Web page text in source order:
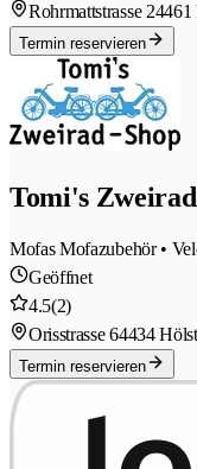
Rohrmattstrasse 24461
Termin reservieren
Tomi's
Mofas Mofazubehör •
Geöffnet
4.5(2)
Orisstrasse 64434
Termin reservieren